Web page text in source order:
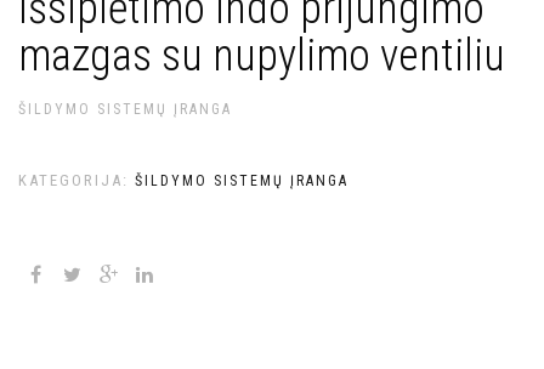
mazgas su nupylimo ventiliu
ŠILDYMO SISTEMŲ ĮRANGA
KATEGORIJA: ŠILDYMO SISTEMŲ ĮRANGA